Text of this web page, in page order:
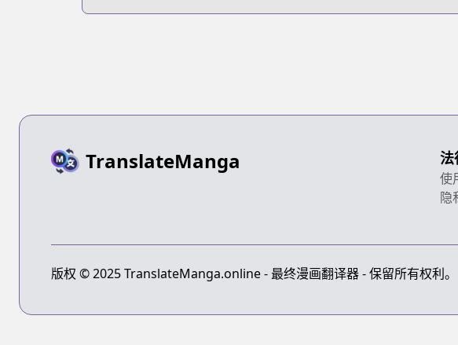
TranslateManga 法
使
隐
版权 © 2025 TranslateManga.online - 最终漫画翻译器 - 保留所有权利。